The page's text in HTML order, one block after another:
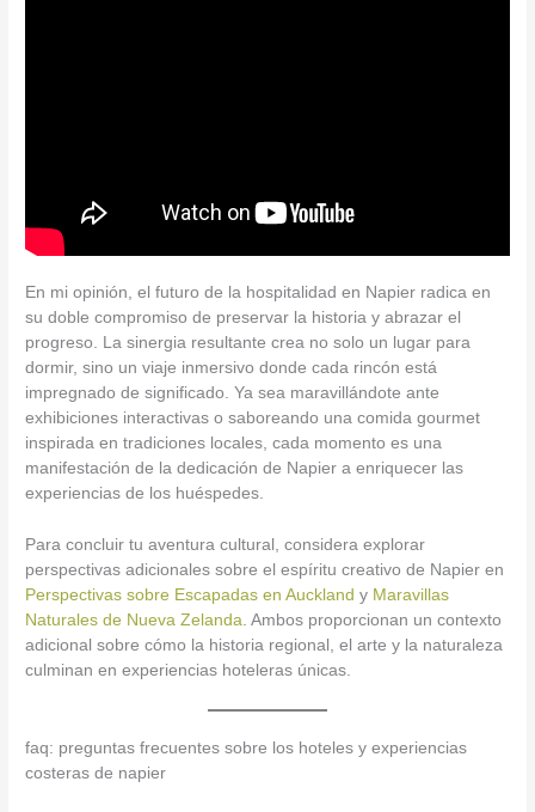
En mi opinión, el futuro de la hospitalidad en Napier radica en
su doble compromiso de preservar la historia y abrazar el
progreso. La sinergia resultante crea no solo un lugar para
dormir, sino un viaje inmersivo donde cada rincón está
impregnado de significado. Ya sea maravillándote ante
exhibiciones interactivas o saboreando una comida gourmet
inspirada en tradiciones locales, cada momento es una
manifestación de la dedicación de Napier a enriquecer las
experiencias de los huéspedes.
Para concluir tu aventura cultural, considera explorar
perspectivas adicionales sobre el espíritu creativo de Napier en
Perspectivas sobre Escapadas en Auckland y Maravillas
Naturales de Nueva Zelanda . Ambos proporcionan un contexto
adicional sobre cómo la historia regional, el arte y la naturaleza
culminan en experiencias hoteleras únicas.
faq: preguntas frecuentes sobre los hoteles y experiencias
costeras de napier